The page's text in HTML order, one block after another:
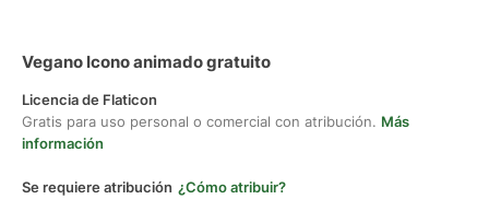
Vegano Icono animado gratuito
Licencia de Flaticon
Gratis para uso personal o comercial con atribución. Más
información
Se requiere atribución ¿Cómo atribuir?